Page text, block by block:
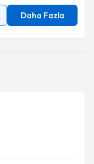
Daha Fazla